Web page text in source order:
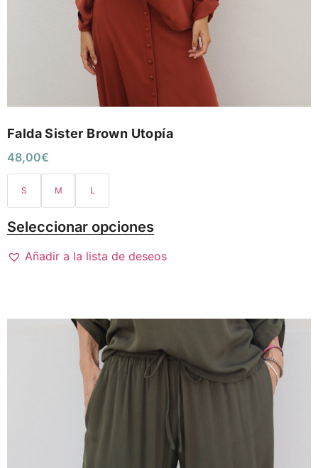
Falda Sister Brown Utopía
48,00€
S M L
Seleccionar opciones
Añadir a la lista de deseos